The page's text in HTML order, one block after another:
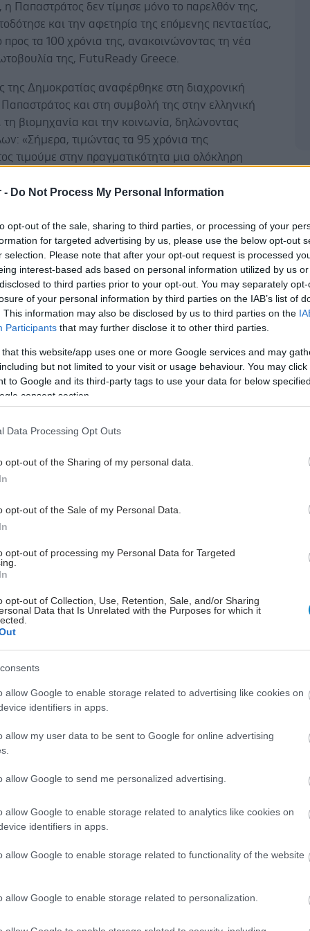
- Do Not Process My Personal Information
opt-out of the sale, sharing to third parties, or processing of your
for targeted advertising by us, please use the below opt-out
selection. Please note that after your opt-out request is processed
interest-based ads based on personal information utilized by us
to third parties prior to your opt-out. You may separately
of your personal information by third parties on the IAB’s list of
This information may also be disclosed by us to third parties on the
Participants that may further disclose it to other third parties.
that this website/app uses one or more Google services and may
but not limited to your visit or usage behaviour. You may
to Google and its third-party tags to use your data for below
consent section.
Data Processing Opt Outs
opt-out of the Sharing of my personal data.
opt-out of the Sale of my Personal Data.
opt-out of processing my Personal Data for Targeted
opt-out of Collection, Use, Retention, Sale, and/or Sharing
Data that Is Unrelated with the Purposes for which it
allow Google to enable storage related to advertising like cookies on
identifiers in apps.
allow my user data to be sent to Google for online advertising
allow Google to send me personalized advertising.
allow Google to enable storage related to analytics like cookies on
identifiers in apps.
allow Google to enable storage related to functionality of the website
allow Google to enable storage related to personalization.
η Παπαστράτος δεν τίμησε μόνο το παρελθόν της,
και την αφετηρία της επόμενης πενταετίας,
προς τα 100 χρόνια της, ανακοινώνοντας τη νέα
της, FutuReady Greece.
της Δημοκρατίας αναφέρθηκε στη διαχρονική
Παπαστράτος και στη συμβολή της στην ελληνική
βιομηχανία και την κοινωνία, δηλώνοντας
«Σήμερα, τιμώντας τα 95 χρόνια της
τιμούμε στην πραγματικότητα μια ολόκληρη
Η Παπαστράτος συνδέθηκε με τη βιομηχανική
να οργανώνει την παραγωγική της δύναμη, να
τεχνική γνώση, να εμπιστεύεται τις δικές της
Στη διάρκεια του 20ού αιώνα ακολούθησε τη
της ελληνικής βιομηχανίας, προσαρμόστηκε στις
κάθε εποχής και άντεξε στις μεγάλες δοκιμασίες. Και
με τις εξελίξεις μιας νέας βιομηχανικής
διαμορφώνεται από την τέταρτη βιομηχανική
Η ιστορία της Παπαστράτος είναι πρωτίστως
Είναι η ιστορία μιας πλατιάς οικογένειας,
έως τους εργάτες και τους ανθρώπους που
στην επιχείρηση σε στιγμές δύσκολες. Κι όμως,
Σήμερα τιμούμε μια ιστορία ελληνικής
και εκείνους που σήμερα την οδηγούν στο μέλλον.»
Ευρώπης της Philip Morris International για τη
Ευρώπη, αναφέρθηκε στη διαδρομή των 95
εταιρείας, τονίζοντας ότι η Παπαστράτος κατάφερε
στον χρόνο επειδή δεν έμεινε ποτέ στάσιμη, αλλά
και κάθε φορά αναζητούσε το επόμενο
σημείωσε χαρακτηριστικά: «Σήμερα δεν
απλώς μία επέτειο. Γιορτάζουμε μία διαδρομή 95
εμπιστοσύνης και εξέλιξης. Μία ιστορία
γραμμένη από γενιά σε γενιά. Καθώς βαδίζουμε
γενέθλια της Παπαστράτος, κοιτάζουμε πίσω με
και μπροστά με ευθύνη».
προς τα 100 χρόνια της, η Παπαστράτος παρουσίασε
πενταετίας, που εδράζονται σε τρεις
να στηρίξει τη νέα γενιά στην Ελλάδα, ενισχύοντας
την αυτοπεποίθηση και τις επαγγελματικές της